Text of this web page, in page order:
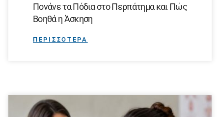
Πονάνε τα Πόδια στο Περπάτημα και Πώς
Βοηθά η Άσκηση
ΠΕΡΙΣΣΟΤΕΡΑ